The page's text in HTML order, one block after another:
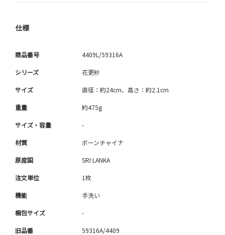
仕様
商品番号 4409L/59316A
シリーズ 花更紗
サイズ 直径：約24cm、高さ：約2.1cm
重量 約475g
サイズ・容量 -
材質 ボーンチャイナ
原産国 SRI LANKA
注文単位 1枚
機能 手洗い
梱包サイズ -
旧品番 59316A/4409